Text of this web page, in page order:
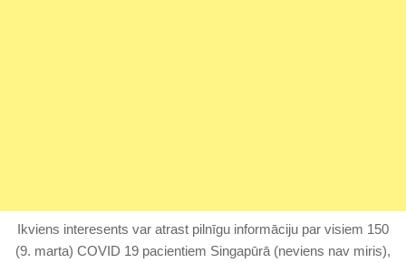
Ikviens interesents var atrast pilnīgu informāciju par visiem 150
(9. marta) COVID 19 pacientiem Singapūrā (neviens nav miris),